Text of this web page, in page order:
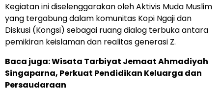
Kegiatan ini diselenggarakan oleh Aktivis Muda Muslim
yang tergabung dalam komunitas Kopi Ngaji dan
Diskusi (Kongsi) sebagai ruang dialog terbuka antara
pemikiran keislaman dan realitas generasi Z.
Baca juga:Wisata Tarbiyat Jemaat Ahmadiyah
Singaparna, Perkuat Pendidikan Keluarga dan
Persaudaraan